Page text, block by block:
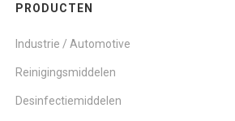
PRODUCTEN
Industrie / Automotive
Reinigingsmiddelen
Desinfectiemiddelen